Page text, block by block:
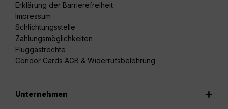
Erklärung der Barrierefreiheit
Impressum
Schlichtungsstelle
Zahlungsmöglichkeiten
Fluggastrechte
Condor Cards AGB & Widerrufsbelehrung
Unternehmen